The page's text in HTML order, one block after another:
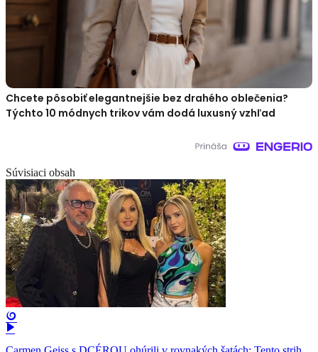
Chcete pôsobiť elegantnejšie bez drahého oblečenia?
Týchto 10 módnych trikov vám dodá luxusný vzhľad
Súvisiaci obsah